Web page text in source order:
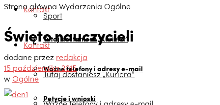
Kontakt
Tutaj dostaniesz „Kuriera”
Ważne telefony i adresy e-mail
Petycje i wnioski
Sport
Kontakt
Tutaj dostaniesz „Kuriera”
Strona główna Wydarzenia Ogólne
Święto nauczycieli
dodane przez redakcja
15 października 2015
wOgólne